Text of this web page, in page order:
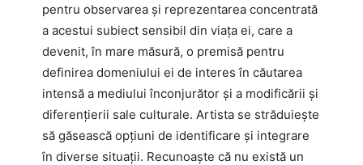
pentru observarea și reprezentarea concentrată
a acestui subiect sensibil din viața ei, care a
devenit, în mare măsură, o premisă pentru
definirea domeniului ei de interes în căutarea
intensă a mediului înconjurător și a modificării și
diferențierii sale culturale. Artista se străduiește
să găsească opțiuni de identificare și integrare
în diverse situații. Recunoaște că nu există un